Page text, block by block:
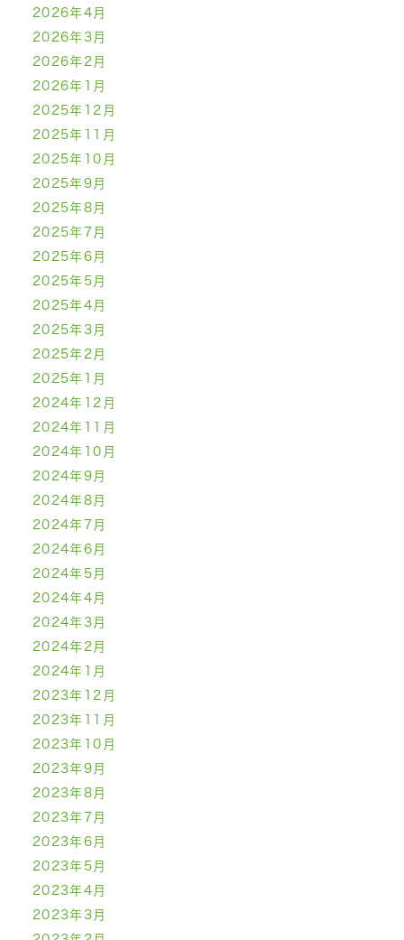
2026年4月
2026年3月
2026年2月
2026年1月
2025年12月
2025年11月
2025年10月
2025年9月
2025年8月
2025年7月
2025年6月
2025年5月
2025年4月
2025年3月
2025年2月
2025年1月
2024年12月
2024年11月
2024年10月
2024年9月
2024年8月
2024年7月
2024年6月
2024年5月
2024年4月
2024年3月
2024年2月
2024年1月
2023年12月
2023年11月
2023年10月
2023年9月
2023年8月
2023年7月
2023年6月
2023年5月
2023年4月
2023年3月